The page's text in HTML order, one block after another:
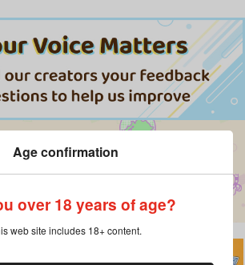
Age confirmation
over 18 years of age?
web site includes 18+ content.